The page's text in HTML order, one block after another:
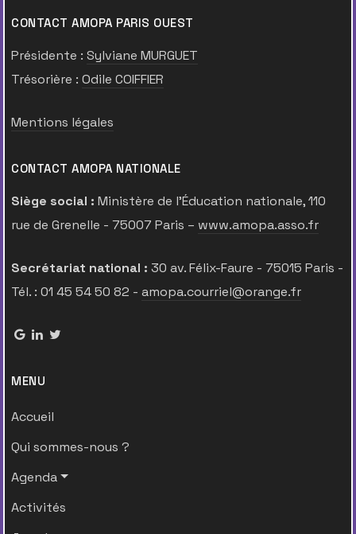
CONTACT AMOPA PARIS OUEST
Présidente : Sylviane MURGUET
Trésorière : Odile COIFFIER
Mentions légales
CONTACT AMOPA NATIONALE
Siège social : Ministère de l’Éducation nationale, 110
rue de Grenelle - 75007 Paris – www.amopa.asso.fr
Secrétariat national : 30 av. Félix-Faure - 75015 Paris -
Tél. : 01 45 54 50 82 - amopa.courriel@orange.fr
MENU
Accueil
Qui sommes-nous ?
Agenda
Activités